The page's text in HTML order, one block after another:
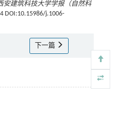
安建筑科技大学学报（自然科
DOI:10.15986/j.1006-
下一篇